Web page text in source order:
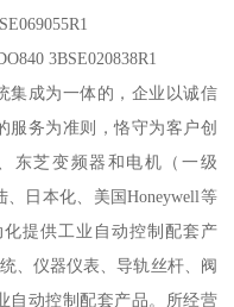
3BSE020838R1
集成为一体的，企业以诚信
服务为准则，恪守为客户创
东芝变频器和电机（一级
日本化、美国Honeywell等
提供工业自动控制配套产
、仪器仪表、导轨丝杆、阀
自动控制配套产品。所经营